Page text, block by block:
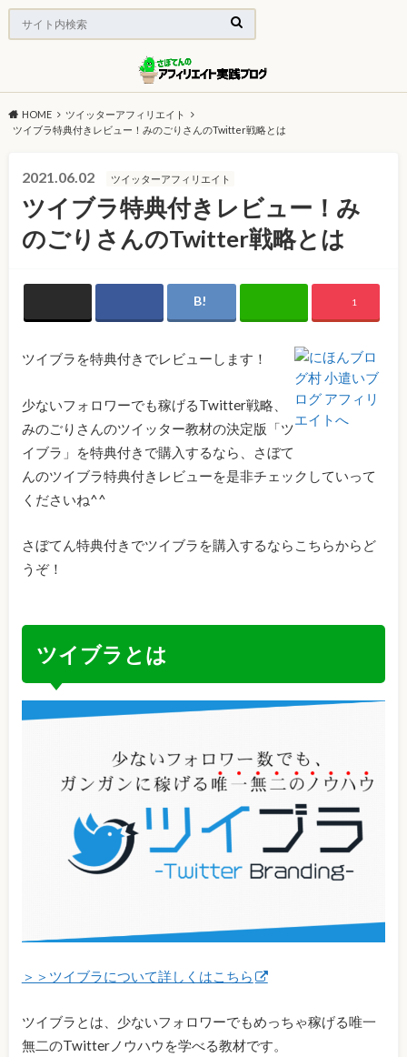
HOME
ツイッターアフィリエイト
ツイブラ特典付きレビュー！みのごりさんのTwitter戦略とは
2021.06.02 ツイッターアフィリエイト
ツイブラ特典付きレビュー！み
のごりさんのTwitter戦略とは
1
ツイブラを特典付きでレビューします！
少ないフォロワーでも稼げるTwitter戦略、
みのごりさんのツイッター教材の決定版「ツ
イブラ」を特典付きで購入するなら、さぼて
んのツイブラ特典付きレビューを是非チェックしていって
くださいね^^
さぼてん特典付きでツイブラを購入するならこちらからど
うぞ！
ツイブラとは
＞＞ツイブラについて詳しくはこちら
ツイブラとは、少ないフォロワーでもめっちゃ稼げる唯一
無二のTwitterノウハウを学べる教材です。